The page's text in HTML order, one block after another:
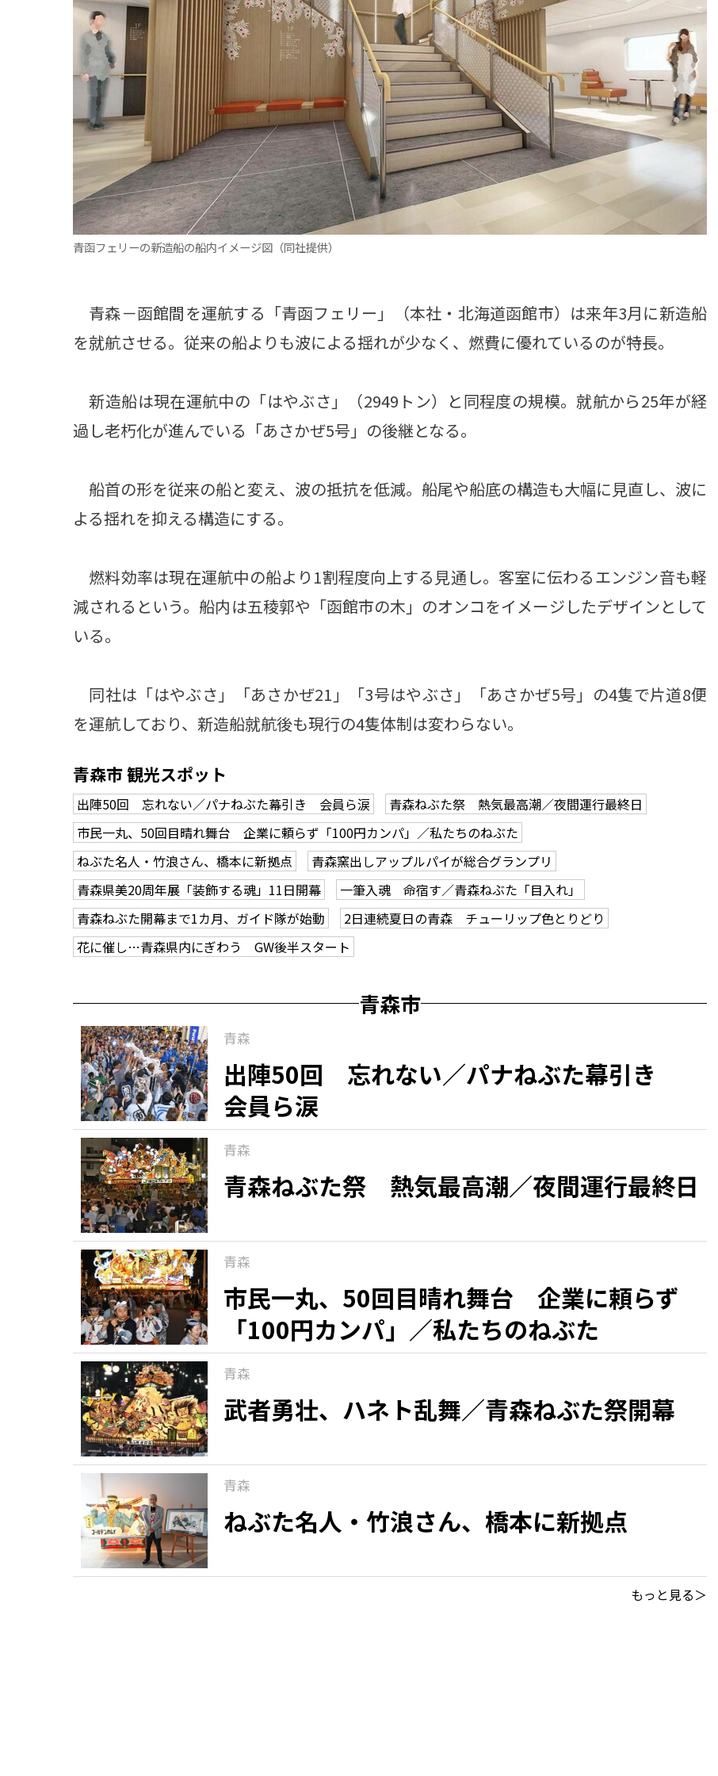
青函フェリーの新造船の船内イメージ図（同社提供）
青森－函館間を運航する「青函フェリー」（本社・北海道函館市）は来年3月に新造船
を就航させる。従来の船よりも波による揺れが少なく、燃費に優れているのが特長。
新造船は現在運航中の「はやぶさ」（2949トン）と同程度の規模。就航から25年が経
過し老朽化が進んでいる「あさかぜ5号」の後継となる。
船首の形を従来の船と変え、波の抵抗を低減。船尾や船底の構造も大幅に見直し、波に
よる揺れを抑える構造にする。
燃料効率は現在運航中の船より1割程度向上する見通し。客室に伝わるエンジン音も軽
減されるという。船内は五稜郭や「函館市の木」のオンコをイメージしたデザインとして
いる。
同社は「はやぶさ」「あさかぜ21」「3号はやぶさ」「あさかぜ5号」の4隻で片道8便
を運航しており、新造船就航後も現行の4隻体制は変わらない。
青森市 観光スポット
出陣50回 忘れない／パナねぶた幕引き 会員ら涙
青森ねぶた祭 熱気最高潮／夜間運行最終日
市民一丸、50回目晴れ舞台 企業に頼らず「100円カンパ」／私たちのねぶた
ねぶた名人・竹浪さん、橋本に新拠点
青森窯出しアップルパイが総合グランプリ
青森県美20周年展「装飾する魂」11日開幕
一筆入魂 命宿す／青森ねぶた「目入れ」
青森ねぶた開幕まで1カ月、ガイド隊が始動
2日連続夏日の青森 チューリップ色とりどり
花に催し…青森県内にぎわう GW後半スタート
青森市
青森
出陣50回 忘れない／パナねぶた幕引き
会員ら涙
青森
青森ねぶた祭 熱気最高潮／夜間運行最終日
青森
市民一丸、50回目晴れ舞台 企業に頼らず
「100円カンパ」／私たちのねぶた
青森
武者勇壮、ハネト乱舞／青森ねぶた祭開幕
青森
ねぶた名人・竹浪さん、橋本に新拠点
もっと見る＞
まつり・イベント
おみやげ・特産
アウトドア・レジャー
ご当地グルメ